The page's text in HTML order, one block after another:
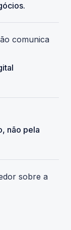
comunica
não pela
sobre a